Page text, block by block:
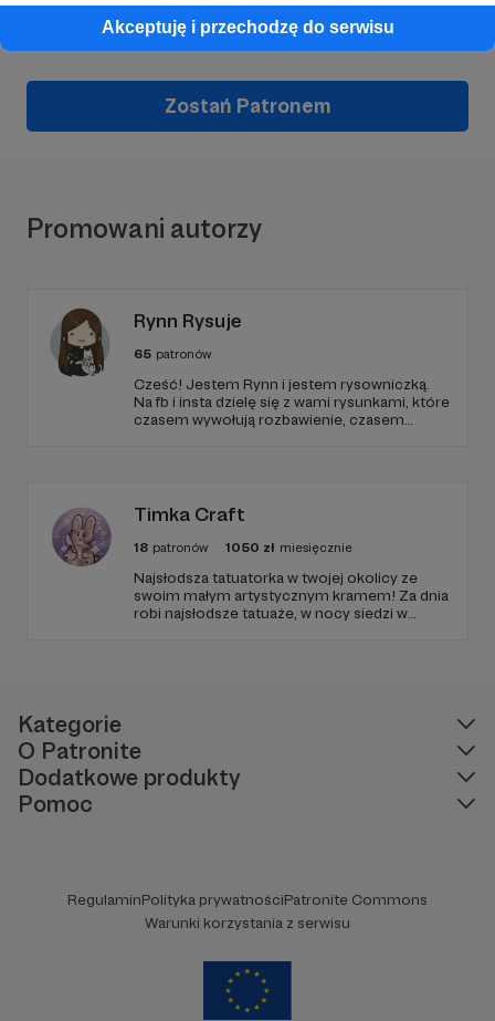
Akceptuję i przechodzę do serwisu
Wesprzyj działalność AutoraPodsluchane.pljuż teraz!
Zostań Patronem
Promowani autorzy
Rynn Rysuje
65 patronów
Cześć! Jestem Rynn i jestem rysowniczką.
Na fb i insta dzielę się z wami rysunkami, które
czasem wywołują rozbawienie, czasem
Timka Craft
18 patronów 1050 zł miesięcznie
Najsłodsza tatuatorka w twojej okolicy ze
swoim małym artystycznym kramem! Za dnia
robi najsłodsze tatuaże, w nocy siedzi w
Kategorie
O Patronite
Dodatkowe produkty
Pomoc
RegulaminPolityka prywatnościPatronite Commons
Warunki korzystania z serwisu